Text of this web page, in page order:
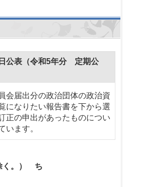
公表（令和5年分 定期公
会届出分の政治団体の政治資
になりたい報告書を下から選
正の申出があったものについ
います。
く。） ち